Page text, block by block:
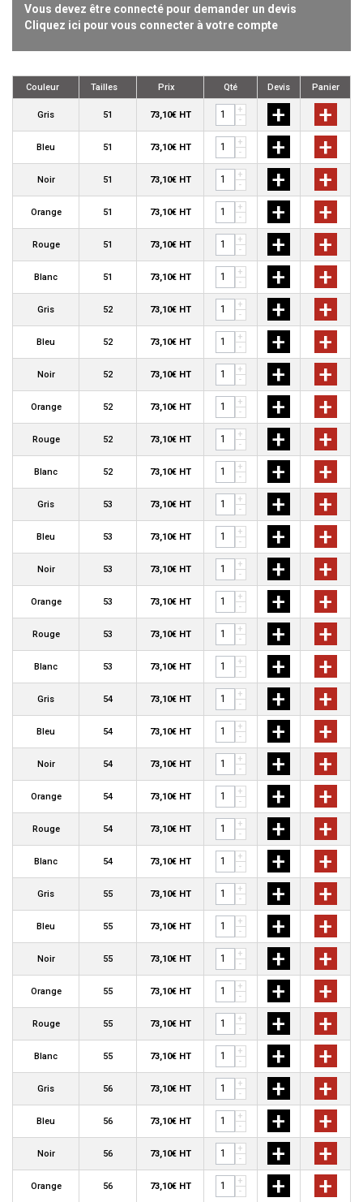
Vous devez être connecté pour demander un devis
Cliquez ici pour vous connecter à votre compte
Couleur Tailles Prix Qté Devis Panier
Gris 51 73,10€ HT
+
-
+ +
Bleu 51 73,10€ HT
+
-
+ +
Noir 51 73,10€ HT
+
-
+ +
Orange 51 73,10€ HT
+
-
+ +
Rouge 51 73,10€ HT
+
-
+ +
Blanc 51 73,10€ HT
+
-
+ +
Gris 52 73,10€ HT
+
-
+ +
Bleu 52 73,10€ HT
+
-
+ +
Noir 52 73,10€ HT
+
-
+ +
Orange 52 73,10€ HT
+
-
+ +
Rouge 52 73,10€ HT
+
-
+ +
Blanc 52 73,10€ HT
+
-
+ +
Gris 53 73,10€ HT
+
-
+ +
Bleu 53 73,10€ HT
+
-
+ +
Noir 53 73,10€ HT
+
-
+ +
Orange 53 73,10€ HT
+
-
+ +
Rouge 53 73,10€ HT
+
-
+ +
Blanc 53 73,10€ HT
+
-
+ +
Gris 54 73,10€ HT
+
-
+ +
Bleu 54 73,10€ HT
+
-
+ +
Noir 54 73,10€ HT
+
-
+ +
Orange 54 73,10€ HT
+
-
+ +
Rouge 54 73,10€ HT
+
-
+ +
Blanc 54 73,10€ HT
+
-
+ +
Gris 55 73,10€ HT
+
-
+ +
Bleu 55 73,10€ HT
+
-
+ +
Noir 55 73,10€ HT
+
-
+ +
Orange 55 73,10€ HT
+
-
+ +
Rouge 55 73,10€ HT
+
-
+ +
Blanc 55 73,10€ HT
+
-
+ +
Gris 56 73,10€ HT
+
-
+ +
Bleu 56 73,10€ HT
+
-
+ +
Noir 56 73,10€ HT
+
-
+ +
Orange 56 73,10€ HT
+
-
+ +